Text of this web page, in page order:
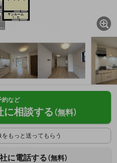
約など
に相談する （無料）
もっと送ってもらう
に電話する（無料）